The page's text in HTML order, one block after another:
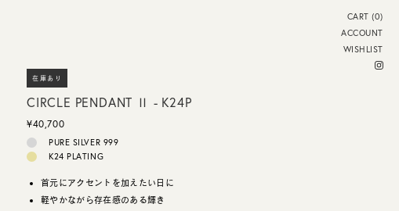
CART (0)
ACCOUNT
WISHLIST
在庫あり
CIRCLE PENDANT Ⅱ - K24P
¥40,700
PURE SILVER 999
K24 PLATING
首元にアクセントを加えたい日に
軽やかながら存在感のある輝き